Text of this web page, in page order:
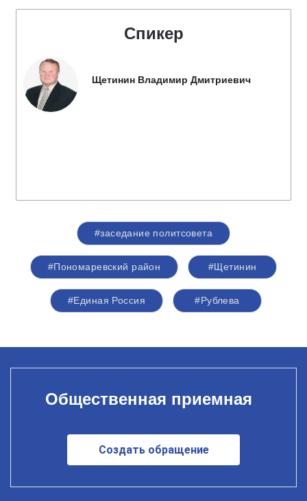
Спикер
Щетинин Владимир Дмитриевич
#заседание политсовета
#Пономаревский район #Щетинин
#Единая Россия #Рублева
Общественная приемная
Создать обращение